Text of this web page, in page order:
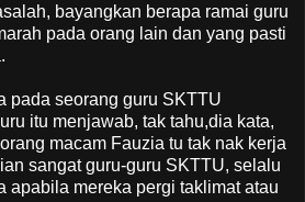
bayangkan berapa ramai guru
pada orang lain dan yang pasti
pada seorang guru SKTTU
itu menjawab, tak tahu,dia kata,
macam Fauzia tu tak nak kerja
sangat guru-guru SKTTU, selalu
apabila mereka pergi taklimat atau